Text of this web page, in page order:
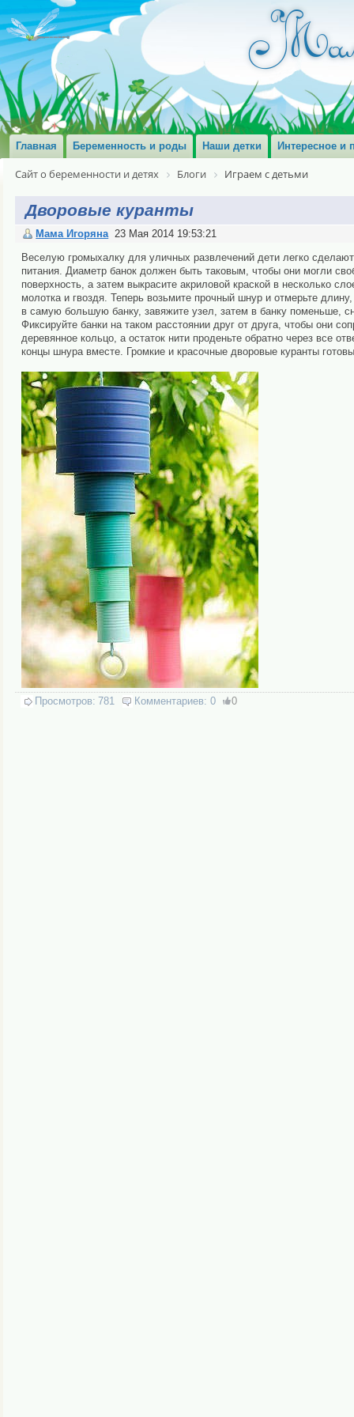
Главная Беременность и роды Наши детки Интересное и
Сайт о беременности и детях Блоги Играем с детьми
Дворовые куранты
Мама Игоряна 23 Мая 2014 19:53:21
Веселую громыхалку для уличных развлечений дети легко
питания. Диаметр банок должен быть таковым, чтобы они могли
поверхность, а затем выкрасите акриловой краской в несколько
молотка и гвоздя. Теперь возьмите прочный шнур и отмерьте
в самую большую банку, завяжите узел, затем в банку поменьше,
Фиксируйте банки на таком расстоянии друг от друга, чтобы они
деревянное кольцо, а остаток нити проденьте обратно через все
концы шнура вместе. Громкие и красочные дворовые куранты
Просмотров: 781 Комментариев: 0 0